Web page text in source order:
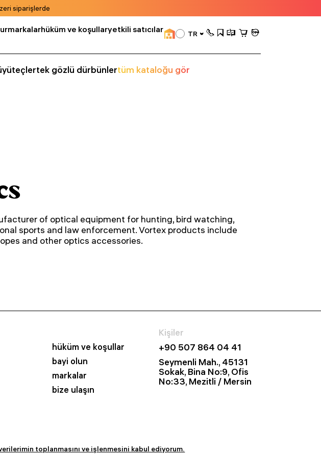
siparişlerde
markalarhüküm ve koşullaryetkili satıcılar
TR
tek gözlü dürbünlertüm kataloğu gör
of optical equipment for hunting, bird watching,
sports and law enforcement.Vortex products include
and other optics accessories.
hüküm ve koşullar
bayi olun
markalar
bize ulaşın
Kişiler
+90 507 864 04 41
Seymenli Mah., 45131
Sokak, Bina No:9, Ofis
No:33, Mezitli / Mersin
toplanmasını ve işlenmesini kabul ediyorum.